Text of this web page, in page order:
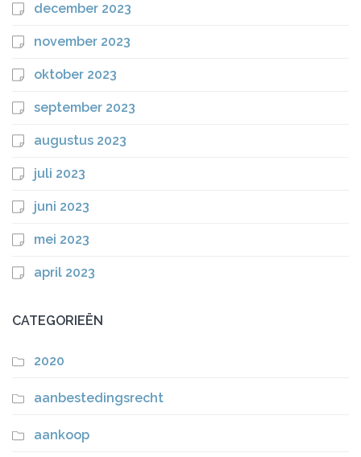
december 2023
november 2023
oktober 2023
september 2023
augustus 2023
juli 2023
juni 2023
mei 2023
april 2023
CATEGORIEËN
2020
aanbestedingsrecht
aankoop